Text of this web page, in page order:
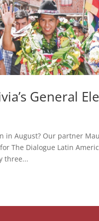
General
in August? Our partner
The Dialogue Latin
three...